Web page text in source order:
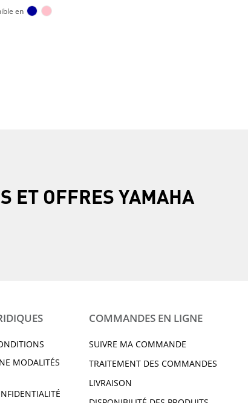
en
ET OFFRES YAMAHA
MODALITÉS
COMMANDES EN LIGNE
SUIVRE MA COMMANDE
TRAITEMENT DES COMMANDES
LIVRAISON